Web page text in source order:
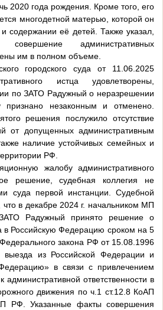
2020 года рождения. Кроме того, его
многодетной матерью, которой он
содержании её детей. Также указал,
административных
им в полном объеме.
городского суда от 11.06.2025
истца удовлетворены,
по ЗАТО Радужный о неразрешении
незаконным и отменено.
решения послужило отсутствие
от допущенных административным
наличие устойчивых семейных и
РФ.
жалобу административного
решение, судебная коллегия не
суда первой инстанции. Судебной
что в декабре 2024 г. начальником МП
Радужный принято решение о
в Российскую Федерацию сроком на 5
закона РФ от 15.08.1996
из Российской Федерации и
в связи с привлечением
административной ответственности в
движения по ч.1 ст.12.8 КоАП
РФ. Указанные факты совершения